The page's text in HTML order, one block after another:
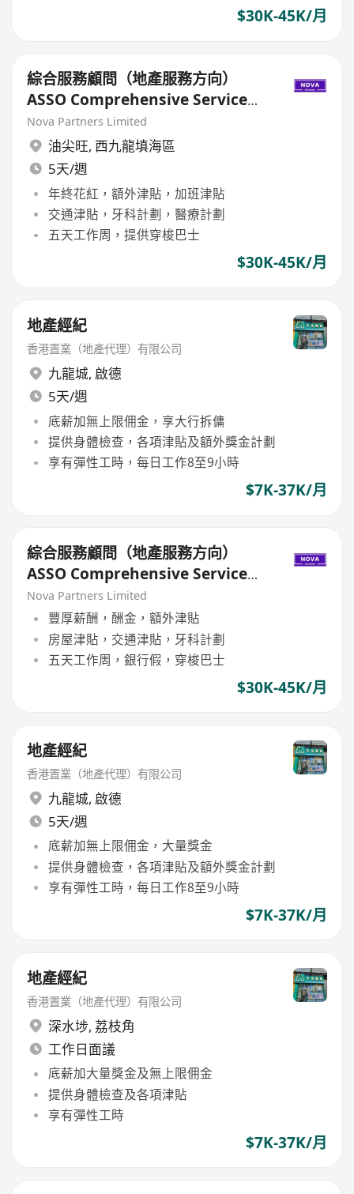
$30K-45K/月
綜合服務顧問（地產服務方向）
ASSO Comprehensive Service
Consultant (Real Estate
Services)
Nova Partners Limited
油尖旺, 西九龍填海區
5天/週
年終花紅，額外津貼，加班津貼
交通津貼，牙科計劃，醫療計劃
五天工作周，提供穿梭巴士
$30K-45K/月
地產經紀
香港置業（地產代理）有限公司
九龍城, 啟德
5天/週
底薪加無上限佣金，享大行拆傭
提供身體檢查，各項津貼及額外獎金計劃
享有彈性工時，每日工作8至9小時
$7K-37K/月
綜合服務顧問（地產服務方向）
ASSO Comprehensive Service
Consultant (Real Estate
Services)
Nova Partners Limited
豐厚薪酬，酬金，額外津貼
房屋津貼，交通津貼，牙科計劃
五天工作周，銀行假，穿梭巴士
$30K-45K/月
地產經紀
香港置業（地產代理）有限公司
九龍城, 啟德
5天/週
底薪加無上限佣金，大量獎金
提供身體檢查，各項津貼及額外獎金計劃
享有彈性工時，每日工作8至9小時
$7K-37K/月
地產經紀
香港置業（地產代理）有限公司
深水埗, 荔枝角
工作日面議
底薪加大量獎金及無上限佣金
提供身體檢查及各項津貼
享有彈性工時
$7K-37K/月